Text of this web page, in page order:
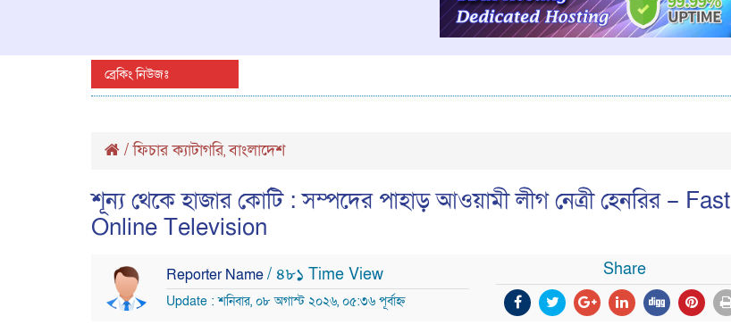
ব্রেকিং নিউজঃ
/ফিচার ক্যাটাগরি,বাংলাদেশ
শূন্য থেকে হাজার কোটি : সম্পদের পাহাড় আওয়ামী লীগ নেত্রী হেনরির – Fast
Online Television
Reporter Name/ ৪৮১ Time View
Update : শনিবার, ০৮ অগাস্ট ২০২৬, ০৫:৩৬ পূর্বাহ্ন
Share